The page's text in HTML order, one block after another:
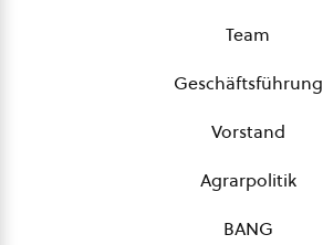
Team
Geschäftsführung
Vorstand
Agrarpolitik
BANG